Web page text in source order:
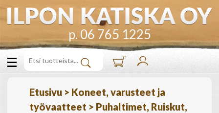
p. 06 765 1225
Etusivu > Koneet, varusteet ja
työvaatteet > Puhaltimet, Ruiskut,